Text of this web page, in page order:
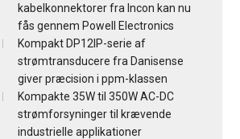
kabelkonnektorer fra Incon kan nu
fås gennem Powell Electronics
Kompakt DP12IP-serie af
strømtransducere fra Danisense
giver præcision i ppm-klassen
Kompakte 35W til 350W AC-DC
strømforsyninger til krævende
industrielle applikationer